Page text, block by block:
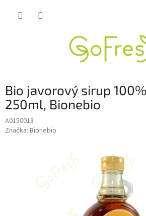
Bio javorový sirup
250ml, Bionebio
A0150013
Značka: Bionebio